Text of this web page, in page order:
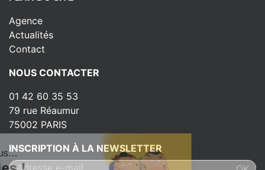
Agence
Actualités
Contact
NOUS CONTACTER
01 42 60 35 53
79 rue Réaumur
75002 PARIS
INSCRIPTION À LA NEWSLETTER
c'est nous...